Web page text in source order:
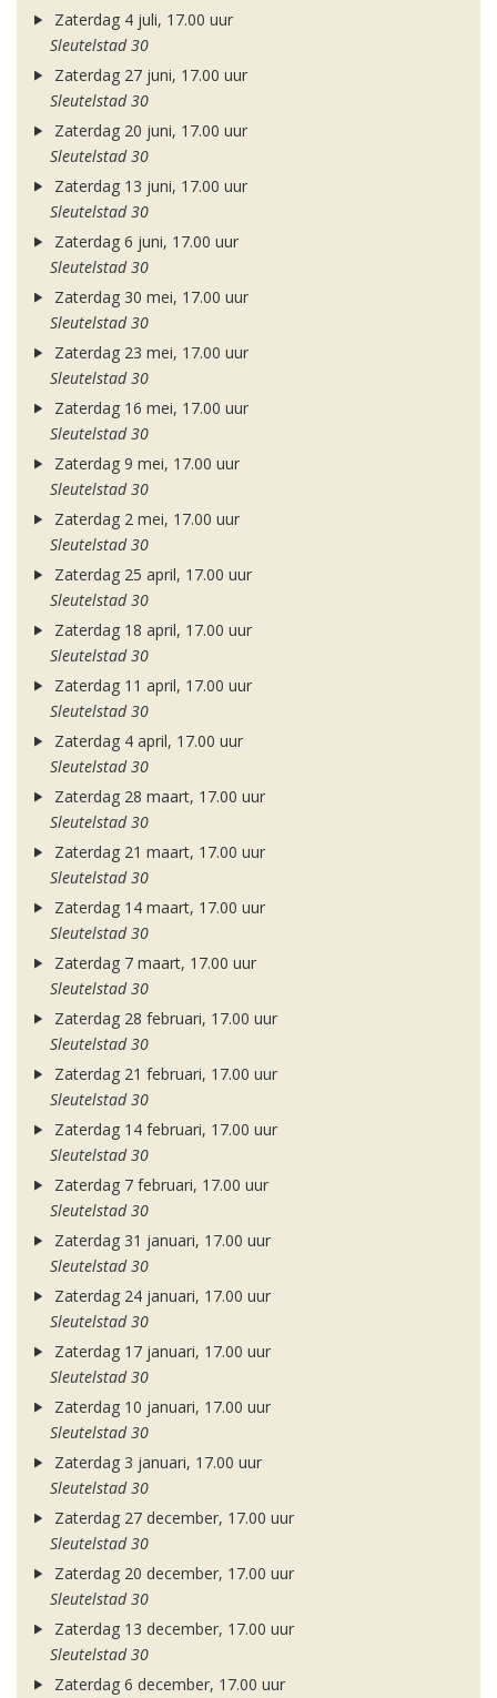
Zaterdag 4 juli, 17.00 uur
Sleutelstad 30
Zaterdag 27 juni, 17.00 uur
Sleutelstad 30
Zaterdag 20 juni, 17.00 uur
Sleutelstad 30
Zaterdag 13 juni, 17.00 uur
Sleutelstad 30
Zaterdag 6 juni, 17.00 uur
Sleutelstad 30
Zaterdag 30 mei, 17.00 uur
Sleutelstad 30
Zaterdag 23 mei, 17.00 uur
Sleutelstad 30
Zaterdag 16 mei, 17.00 uur
Sleutelstad 30
Zaterdag 9 mei, 17.00 uur
Sleutelstad 30
Zaterdag 2 mei, 17.00 uur
Sleutelstad 30
Zaterdag 25 april, 17.00 uur
Sleutelstad 30
Zaterdag 18 april, 17.00 uur
Sleutelstad 30
Zaterdag 11 april, 17.00 uur
Sleutelstad 30
Zaterdag 4 april, 17.00 uur
Sleutelstad 30
Zaterdag 28 maart, 17.00 uur
Sleutelstad 30
Zaterdag 21 maart, 17.00 uur
Sleutelstad 30
Zaterdag 14 maart, 17.00 uur
Sleutelstad 30
Zaterdag 7 maart, 17.00 uur
Sleutelstad 30
Zaterdag 28 februari, 17.00 uur
Sleutelstad 30
Zaterdag 21 februari, 17.00 uur
Sleutelstad 30
Zaterdag 14 februari, 17.00 uur
Sleutelstad 30
Zaterdag 7 februari, 17.00 uur
Sleutelstad 30
Zaterdag 31 januari, 17.00 uur
Sleutelstad 30
Zaterdag 24 januari, 17.00 uur
Sleutelstad 30
Zaterdag 17 januari, 17.00 uur
Sleutelstad 30
Zaterdag 10 januari, 17.00 uur
Sleutelstad 30
Zaterdag 3 januari, 17.00 uur
Sleutelstad 30
Zaterdag 27 december, 17.00 uur
Sleutelstad 30
Zaterdag 20 december, 17.00 uur
Sleutelstad 30
Zaterdag 13 december, 17.00 uur
Sleutelstad 30
Zaterdag 6 december, 17.00 uur